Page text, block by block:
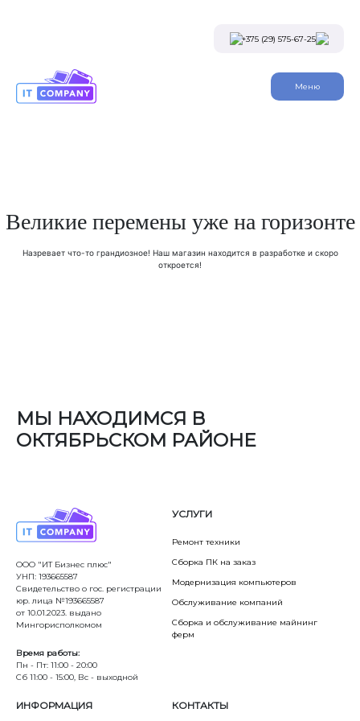
+375 (29) 575-67-25
Меню
Великие перемены уже на горизонте
Назревает что-то грандиозное! Наш магазин находится в разработке и скоро
откроется!
МЫ НАХОДИМСЯ В
ОКТЯБРЬСКОМ РАЙОНЕ
ООО "ИТ Бизнес плюс"
УНП: 193665587
Свидетельство о гос. регистрации
юр. лица №193665587
от 10.01.2023. выдано
Мингорисполкомом
Время работы:
Пн - Пт: 11:00 - 20:00
Сб 11:00 - 15:00, Вс - выходной
УСЛУГИ
Ремонт техники
Сборка ПК на заказ
Модернизация компьютеров
Обслуживание компаний
Сборка и обслуживание майнинг
ферм
ИНФОРМАЦИЯ КОНТАКТЫ